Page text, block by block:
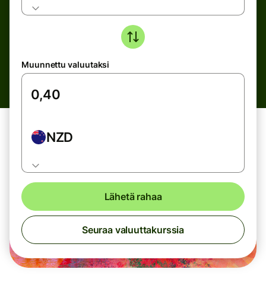
Muunnettu valuutaksi
NZD
Lähetä rahaa
Seuraa valuuttakurssia